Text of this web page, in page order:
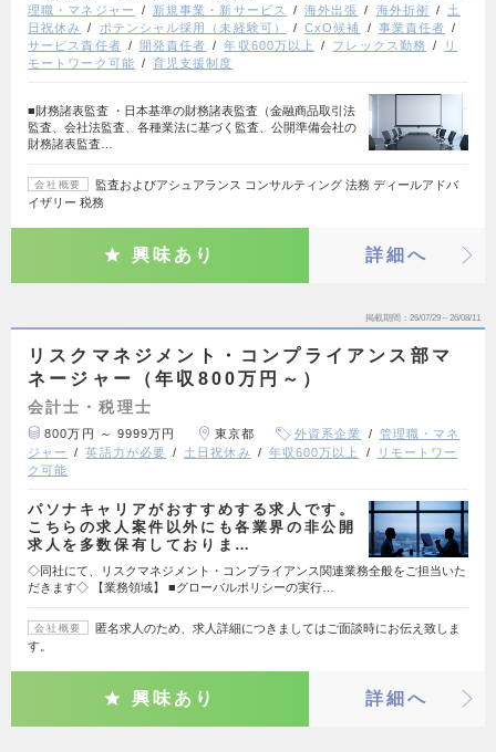
理職・マネジャー
新規事業・新サービス 海外出張 海外折衝
土
日祝休み
ポテンシャル採用（未経験可） CxO候補
事業責任者
サービス責任者
開発責任者 年収600万以上 フレックス勤務
リ
モートワーク可能
育児支援制度
■財務諸表監査 ・日本基準の財務諸表監査（金融商品取引法
監査、会社法監査、各種業法に基づく監査、公開準備会社の
財務諸表監査…
会社概要
監査およびアシュアランス コンサルティング 法務 ディールアドバ
イザリー 税務
興味あり 詳細へ
掲載期間 26/07/29～26/08/11
リスクマネジメント・コンプライアンス部マ
ネージャー（年収800万円～）
会計士・税理士
800万円 ～ 9999万円 東京都 外資系企業
管理職・マネ
ジャー
英語力が必要 土日祝休み 年収600万以上
リモートワー
ク可能
パソナキャリアがおすすめする求人です。
こちらの求人案件以外にも各業界の非公開
求人を多数保有しておりま…
◇同社にて、リスクマネジメント・コンプライアンス関連業務全般をご担当いた
だきます◇ 【業務領域】 ■グローバルポリシーの実行…
会社概要
匿名求人のため、求人詳細につきましてはご面談時にお伝え致しま
す。
興味あり 詳細へ